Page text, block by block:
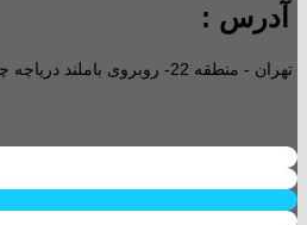
آدرس :
تهران - منطقه 22- روبروی باملند دریاچه چیتگر - تقاطع خیابان امیری صفت و خیابان دریا - پاساژ پارامیس -ورودی A تجاری -